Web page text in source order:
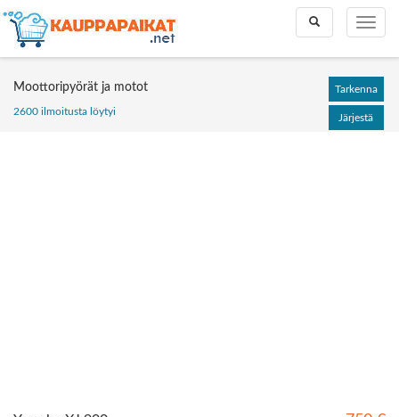
Toggle
Toggle
search
Moottoripyörät ja motot
2600 ilmoitusta löytyi
Tarkenna
Järjestä